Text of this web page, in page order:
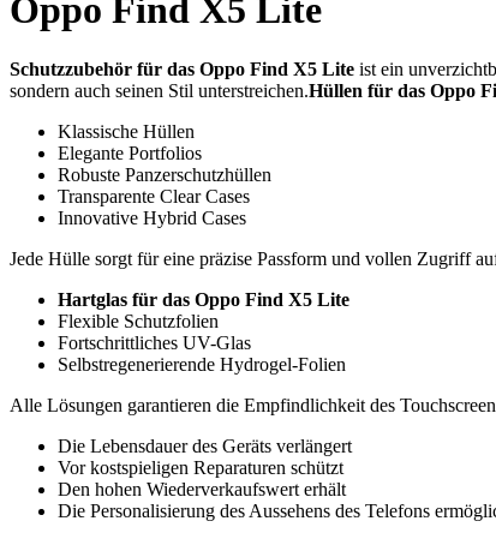
Oppo Find X5 Lite
Schutzzubehör für das Oppo Find X5 Lite ist ein
sondern auch seinen Stil unterstreichen.Hüllen für das Oppo
Klassische Hüllen
Elegante Portfolios
Robuste Panzerschutzhüllen
Transparente Clear Cases
Innovative Hybrid Cases
Jede Hülle sorgt für eine präzise Passform und vollen Zugriff
Hartglas für das Oppo Find X5 Lite
Flexible Schutzfolien
Fortschrittliches UV-Glas
Selbstregenerierende Hydrogel-Folien
Alle Lösungen garantieren die Empfindlichkeit des
Die Lebensdauer des Geräts verlängert
Vor kostspieligen Reparaturen schützt
Den hohen Wiederverkaufswert erhält
Die Personalisierung des Aussehens des Telefons